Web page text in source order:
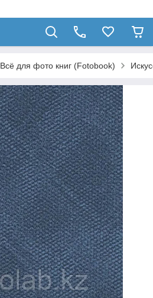
Всё для фото книг (Fotobook)